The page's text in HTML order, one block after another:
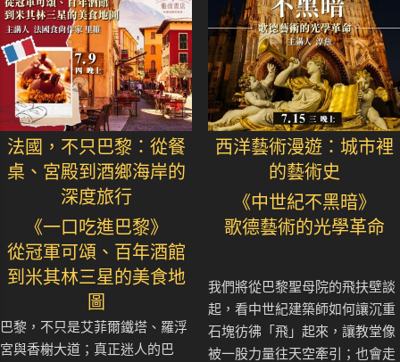
法國，不只巴黎：從餐
桌、宮殿到酒鄉海岸的
深度旅行
《一口吃進巴黎》
從冠軍可頌、百年酒館
到米其林三星的美食地
圖
巴黎，不只是艾菲爾鐵塔、羅浮
宮與香榭大道；真正迷人的巴
西洋藝術漫遊：城市裡
的藝術史
《中世紀不黑暗》
歌德藝術的光學革命
我們將從巴黎聖母院的飛扶壁談
起，看中世紀建築師如何讓沉重
石塊彷彿「飛」起來，讓教堂像
被一股力量往天空牽引；也會走